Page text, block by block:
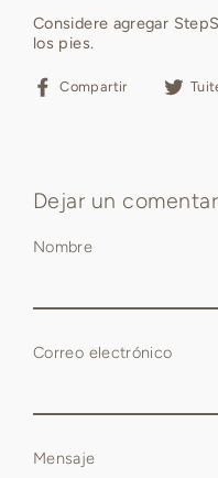
Considere agregar
los pies.
Compartir
Compartir
Dejar un
Nombre
Correo electrónico
Mensaje